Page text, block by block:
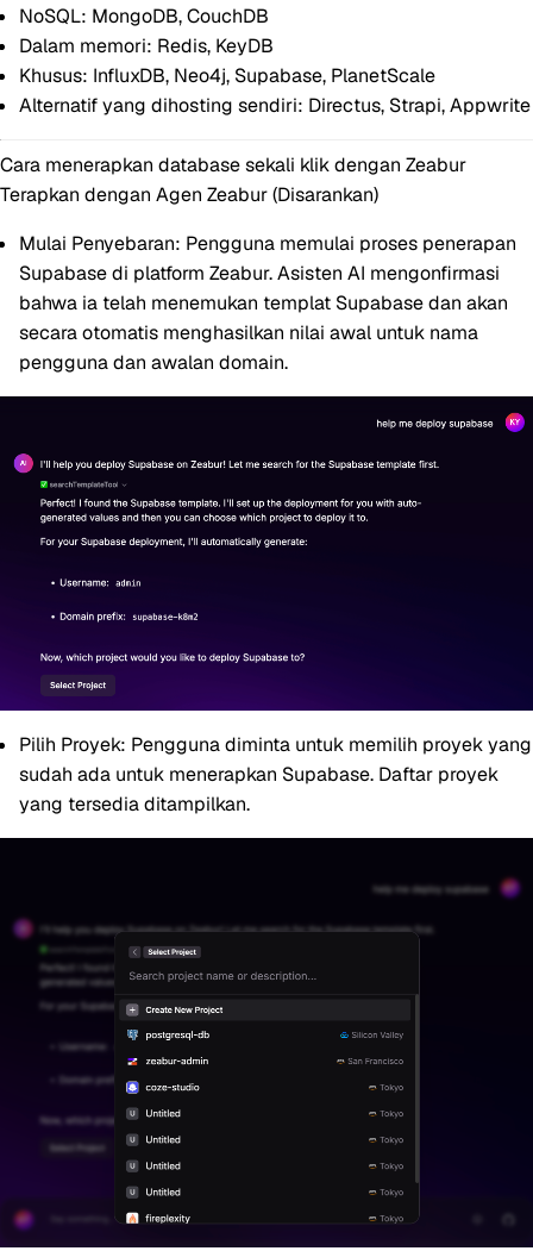
NoSQL: MongoDB, CouchDB
Dalam memori: Redis, KeyDB
Khusus: InfluxDB, Neo4j, Supabase, PlanetScale
Alternatif yang dihosting sendiri: Directus, Strapi, Appwrite
Cara menerapkan database sekali klik dengan Zeabur
Terapkan dengan Agen Zeabur (Disarankan)
Mulai Penyebaran: Pengguna memulai proses penerapan
Supabase di platform Zeabur. Asisten AI mengonfirmasi
bahwa ia telah menemukan templat Supabase dan akan
secara otomatis menghasilkan nilai awal untuk nama
pengguna dan awalan domain.
Pilih Proyek: Pengguna diminta untuk memilih proyek yang
sudah ada untuk menerapkan Supabase. Daftar proyek
yang tersedia ditampilkan.